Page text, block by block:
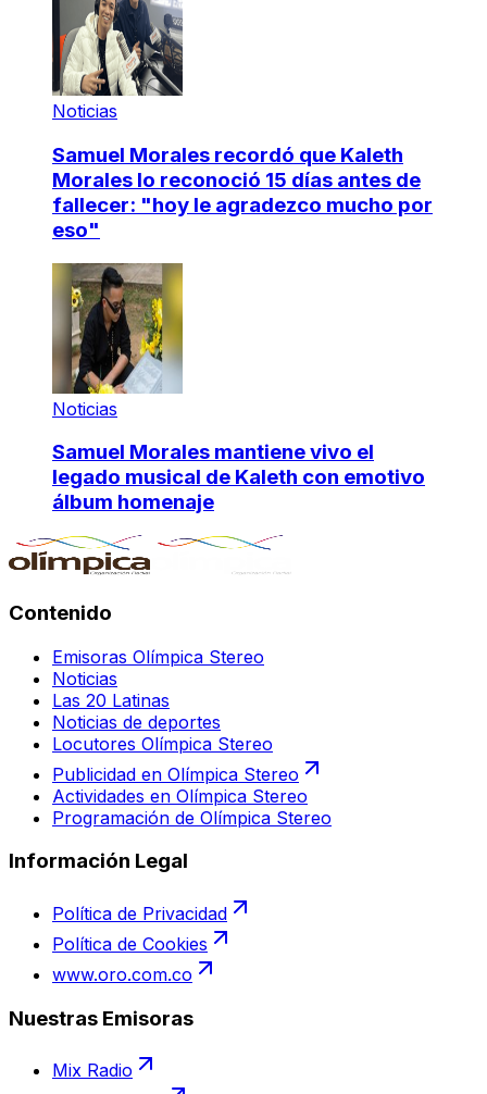
Noticias
Samuel Morales recordó que Kaleth
Morales lo reconoció 15 días antes de
fallecer: "hoy le agradezco mucho por
eso"
Noticias
Samuel Morales mantiene vivo el
legado musical de Kaleth con emotivo
álbum homenaje
Contenido
Emisoras Olímpica Stereo
Noticias
Las 20 Latinas
Noticias de deportes
Locutores Olímpica Stereo
Publicidad en Olímpica Stereo
Actividades en Olímpica Stereo
Programación de Olímpica Stereo
Información Legal
Política de Privacidad
Política de Cookies
www.oro.com.co
Nuestras Emisoras
Mix Radio